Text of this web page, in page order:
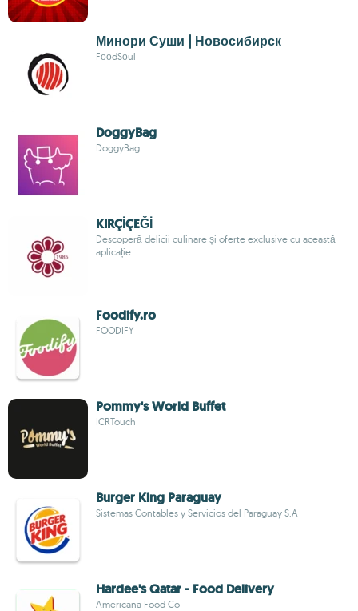
Минори Суши | Новосибирск
FооdSоul
DoggyBag
DoggyBag
KIRÇİÇEĞİ
Descoperă delicii culinare și oferte exclusive cu această
aplicație
Foodify.ro
FOODIFY
Pommy's World Buffet
ICRTouch
Burger King Paraguay
Sistemas Contables y Servicios del Paraguay S.A
Hardee's Qatar - Food Delivery
Americana Food Co